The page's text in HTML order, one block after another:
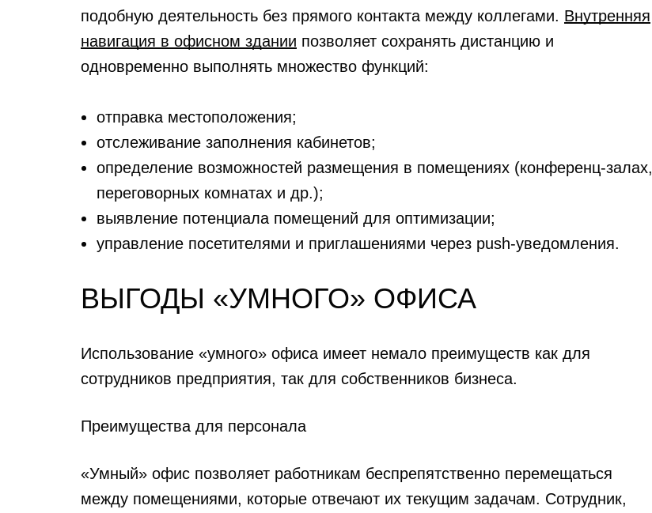
подобную деятельность без прямого контакта между коллегами. Внутренняя
навигация в офисном здании позволяет сохранять дистанцию и
одновременно выполнять множество функций:
отправка местоположения;
отслеживание заполнения кабинетов;
определение возможностей размещения в помещениях (конференц-залах,
переговорных комнатах и др.);
выявление потенциала помещений для оптимизации;
управление посетителями и приглашениями через push-уведомления.
ВЫГОДЫ «УМНОГО» ОФИСА
Использование «умного» офиса имеет немало преимуществ как для
сотрудников предприятия, так для собственников бизнеса.
Преимущества для персонала
«Умный» офис позволяет работникам беспрепятственно перемещаться
между помещениями, которые отвечают их текущим задачам. Сотрудник,